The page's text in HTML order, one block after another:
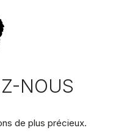
NOUS
de plus précieux.